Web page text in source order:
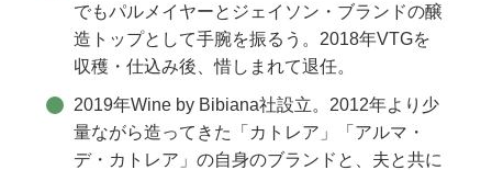
でもパルメイヤーとジェイソン・ブランドの醸
造トップとして手腕を振るう。2018年VTGを
収穫・仕込み後、惜しまれて退任。
2019年Wine by Bibiana社設立。2012年より少
量ながら造ってきた「カトレア」「アルマ・
デ・カトレア」の自身のブランドと、夫と共に